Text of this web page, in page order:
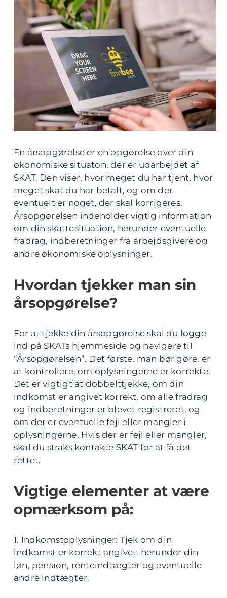
En årsopgørelse er en opgørelse over din
økonomiske situaton, der er udarbejdet af
SKAT. Den viser, hvor meget du har tjent, hvor
meget skat du har betalt, og om der
eventuelt er noget, der skal korrigeres.
Årsopgørelsen indeholder vigtig information
om din skattesituation, herunder eventuelle
fradrag, indberetninger fra arbejdsgivere og
andre økonomiske oplysninger.
Hvordan tjekker man sin
årsopgørelse?
For at tjekke din årsopgørelse skal du logge
ind på SKATs hjemmeside og navigere til
“Årsopgørelsen”. Det første, man bør gøre, er
at kontrollere, om oplysningerne er korrekte.
Det er vigtigt at dobbelttjekke, om din
indkomst er angivet korrekt, om alle fradrag
og indberetninger er blevet registreret, og
om der er eventuelle fejl eller mangler i
oplysningerne. Hvis der er fejl eller mangler,
skal du straks kontakte SKAT for at få det
rettet.
Vigtige elementer at være
opmærksom på:
1. Indkomstoplysninger: Tjek om din
indkomst er korrekt angivet, herunder din
løn, pension, renteindtægter og eventuelle
andre indtægter.